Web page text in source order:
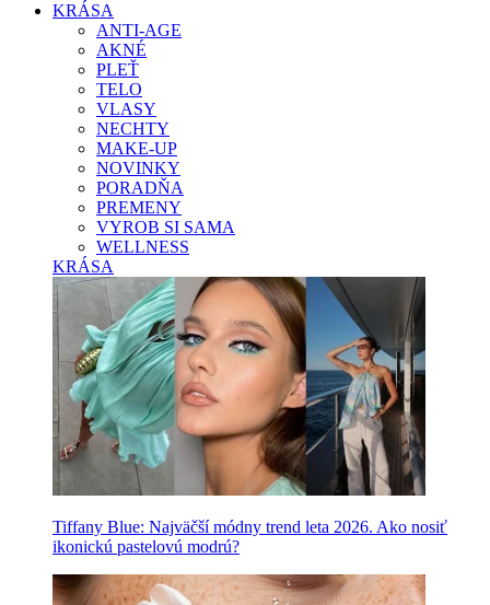
KRÁSA
ANTI-AGE
AKNÉ
PLEŤ
TELO
VLASY
NECHTY
MAKE-UP
NOVINKY
PORADŇA
PREMENY
VYROB SI SAMA
WELLNESS
KRÁSA
Tiffany Blue: Najväčší módny trend leta 2026. Ako nosiť
ikonickú pastelovú modrú?